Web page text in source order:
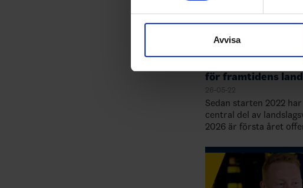
sociala medier och analysera vår
till de sociala medier och annons-
Avvisa
för framtidens
26-05-22
Sedan starten 2022
central del av
2026 är första året
samlade spelare födda